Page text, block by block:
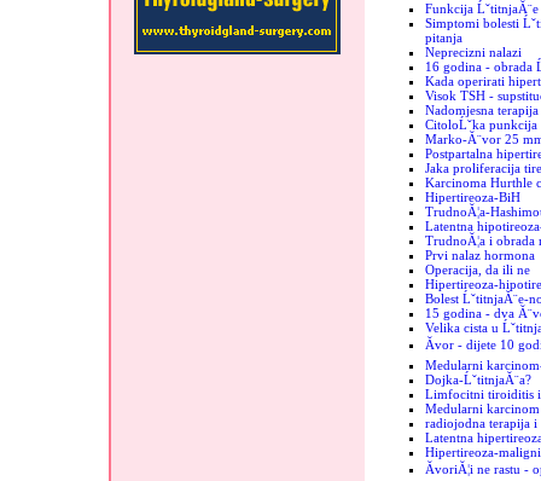
Funkcija ĹˇtitnjaĂ¨e
Simptomi bolesti
pitanja
Neprecizni nalazi
16 godina - obrada
Kada operirati
Visok TSH -
Nadomjesna
CitoloĹˇka punkcija
Marko-Ă¨vor 25
Postpartalna
Jaka proliferacija
Karcinoma Hurthle
Hipertireoza-BiH
TrudnoĂ¦a-
Latentna
TrudnoĂ¦a i obrada
Prvi nalaz hormona
Operacija, da ili ne
Hipertireoza-
Bolest ĹˇtitnjaĂ¨e-
15 godina - dva
Velika cista u
Ăvor - dijete 10
Medularni
Dojka-ĹˇtitnjaĂ¨a?
Limfocitni tiroiditis i
Medularni
radiojodna terapija i
Latentna
Hipertireoza-
ĂvoriĂ¦i ne rastu -